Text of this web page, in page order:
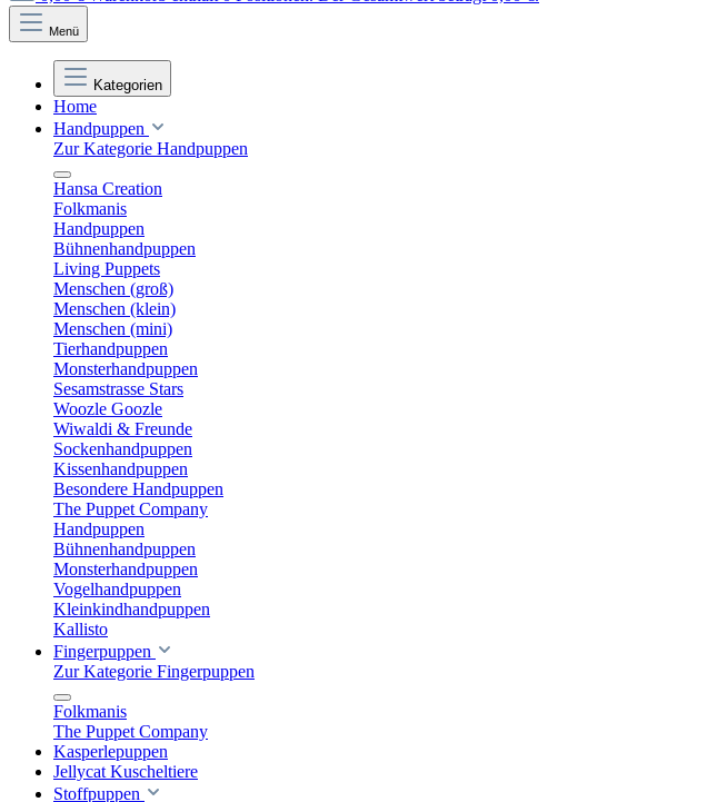
Menü
Kategorien
Home
Handpuppen
Zur Kategorie Handpuppen
Hansa Creation
Folkmanis
Handpuppen
Bühnenhandpuppen
Living Puppets
Menschen (groß)
Menschen (klein)
Menschen (mini)
Tierhandpuppen
Monsterhandpuppen
Sesamstrasse Stars
Woozle Goozle
Wiwaldi & Freunde
Sockenhandpuppen
Kissenhandpuppen
Besondere Handpuppen
The Puppet Company
Handpuppen
Bühnenhandpuppen
Monsterhandpuppen
Vogelhandpuppen
Kleinkindhandpuppen
Kallisto
Fingerpuppen
Zur Kategorie Fingerpuppen
Folkmanis
The Puppet Company
Kasperlepuppen
Jellycat Kuscheltiere
Stoffpuppen